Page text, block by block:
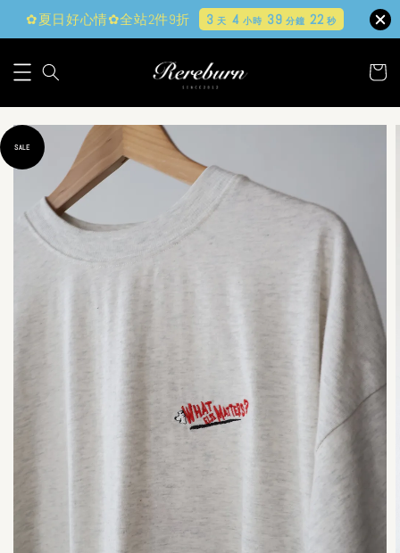
✿夏日好心情✿全站2件9折 3 天 4 小時 39 分鐘 20秒
SALE